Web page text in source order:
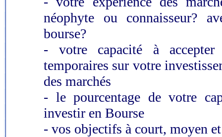
néophyte ou connaisseur?
bourse?
- votre capacité à
temporaires sur votre
des marchés
- le pourcentage de votre
investir en Bourse
- vos objectifs à court, moyen